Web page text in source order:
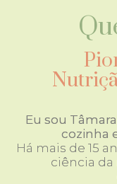
Eu sou
cozinha
Há mais de 15
ciência da